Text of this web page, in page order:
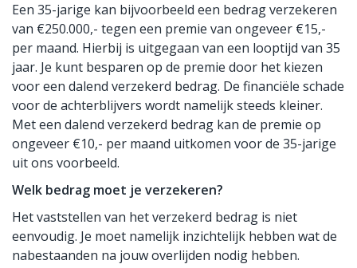
Een 35-jarige kan bijvoorbeeld een bedrag verzekeren
van €250.000,- tegen een premie van ongeveer €15,-
per maand. Hierbij is uitgegaan van een looptijd van 35
jaar. Je kunt besparen op de premie door het kiezen
voor een dalend verzekerd bedrag. De financiële schade
voor de achterblijvers wordt namelijk steeds kleiner.
Met een dalend verzekerd bedrag kan de premie op
ongeveer €10,- per maand uitkomen voor de 35-jarige
uit ons voorbeeld.
Welk bedrag moet je verzekeren?
Het vaststellen van het verzekerd bedrag is niet
eenvoudig. Je moet namelijk inzichtelijk hebben wat de
nabestaanden na jouw overlijden nodig hebben.